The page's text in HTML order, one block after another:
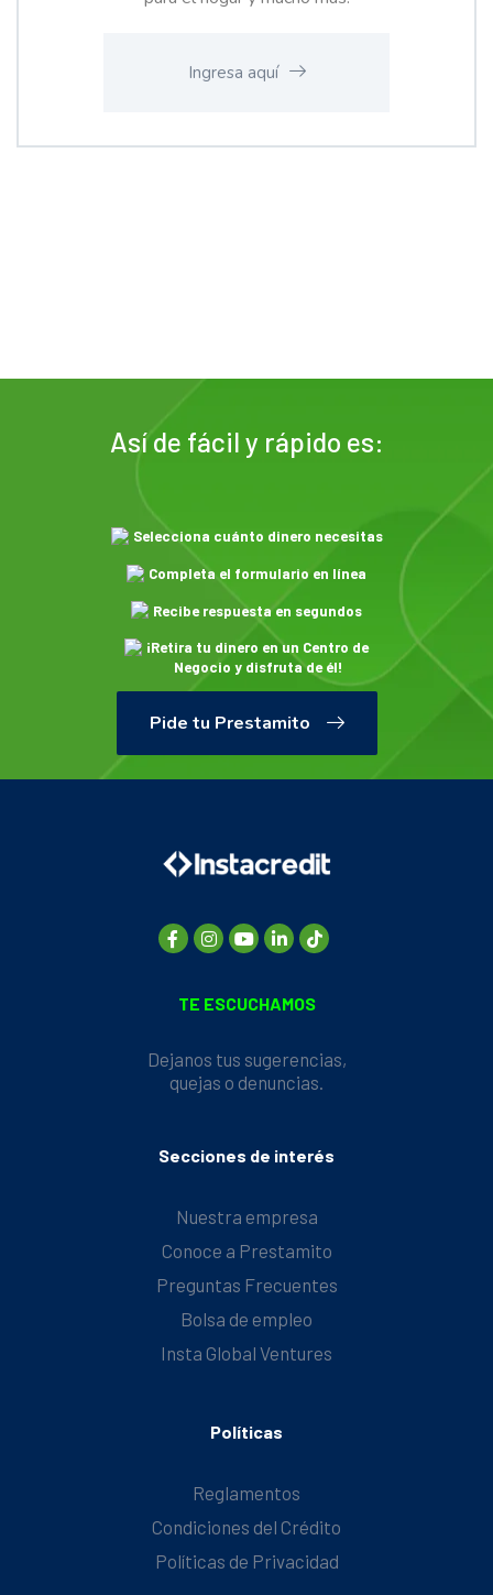
Ingresa aquí
Así de fácil y rápido es:
Selecciona cuánto dinero necesitas
Completa el formulario en línea
Recibe respuesta en segundos
¡Retira tu dinero en un Centro de
Negocio y disfruta de él!
Pide tu Prestamito
TE ESCUCHAMOS
Dejanos tus sugerencias,
quejas o denuncias.
Secciones de interés
Nuestra empresa
Conoce a Prestamito
Preguntas Frecuentes
Bolsa de empleo
Insta Global Ventures
Políticas
Reglamentos
Condiciones del Crédito
Políticas de Privacidad